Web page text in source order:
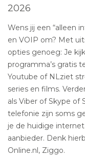
2026
Wens jij een “alleen
en VOIP om? Met
opties genoeg: Je
programma’s gratis
Youtube of NLziet
series en films.
als Viber of Skype of
telefonie zijn soms
je de huidige
aanbieder. Denk
Online.nl, Ziggo.